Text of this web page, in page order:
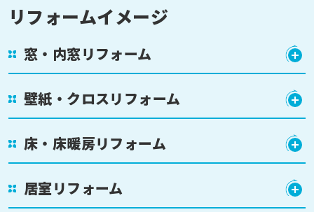
リフォームイメージ
窓・内窓リフォーム
壁紙・クロスリフォーム
床・床暖房リフォーム
居室リフォーム